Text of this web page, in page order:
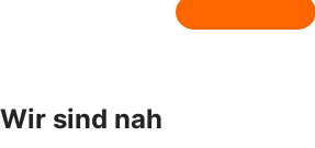
Wir sind nah